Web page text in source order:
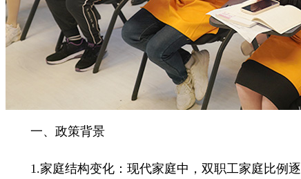
一、政策背景
1.家庭结构变化：现代家庭中，双职工家庭比例逐